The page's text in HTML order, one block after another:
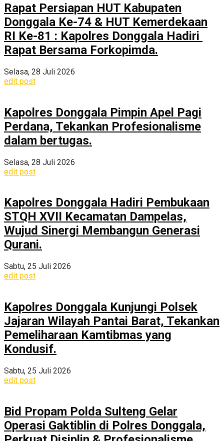
Rapat Persiapan HUT Kabupaten
Donggala Ke-74 & HUT Kemerdekaan
RI Ke-81 : Kapolres Donggala Hadiri
Rapat Bersama Forkopimda.
Selasa, 28 Juli 2026
edit post
Kapolres Donggala Pimpin Apel Pagi
Perdana, Tekankan Profesionalisme
dalam bertugas.
Selasa, 28 Juli 2026
edit post
Kapolres Donggala Hadiri Pembukaan
STQH XVII Kecamatan Dampelas,
Wujud Sinergi Membangun Generasi
Qurani.
Sabtu, 25 Juli 2026
edit post
Kapolres Donggala Kunjungi Polsek
Jajaran Wilayah Pantai Barat, Tekankan
Pemeliharaan Kamtibmas yang
Kondusif.
Sabtu, 25 Juli 2026
edit post
Bid Propam Polda Sulteng Gelar
Operasi Gaktiblin di Polres Donggala,